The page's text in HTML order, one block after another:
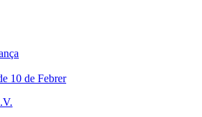
10 de Febrer